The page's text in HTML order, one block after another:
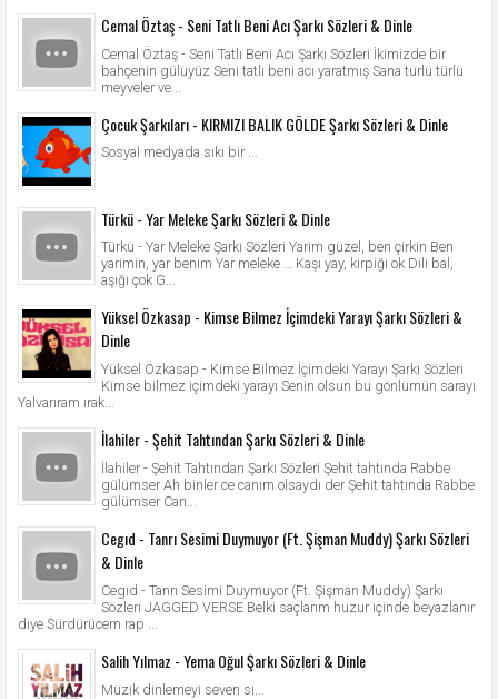
Cemal Öztaş - Seni Tatlı Beni Acı Şarkı Sözleri & Dinle
Cemal Öztaş - Seni Tatlı Beni Acı Şarkı Sözleri İkimizde bir
bahçenin gülüyüz Seni tatlı beni acı yaratmış Sana türlü türlü
meyveler ve...
Çocuk Şarkıları - KIRMIZI BALIK GÖLDE Şarkı Sözleri & Dinle
Sosyal medyada sıkı bir ...
Türkü - Yar Meleke Şarkı Sözleri & Dinle
Türkü - Yar Meleke Şarkı Sözleri Yarim güzel, ben çirkin Ben
yarimin, yar benim Yar meleke … Kaşı yay, kirpiği ok Dili bal,
aşığı çok G...
Yüksel Özkasap - Kimse Bilmez İçimdeki Yarayı Şarkı Sözleri &
Dinle
Yüksel Özkasap - Kimse Bilmez İçimdeki Yarayı Şarkı Sözleri
Kimse bilmez içimdeki yarayı Senin olsun bu gönlümün sarayı
Yalvarıram ırak...
İlahiler - Şehit Tahtından Şarkı Sözleri & Dinle
İlahiler - Şehit Tahtından Şarkı Sözleri Şehit tahtında Rabbe
gülümser Ah binler ce canım olsaydı der Şehit tahtında Rabbe
gülümser Can...
Cegıd - Tanrı Sesimi Duymuyor (Ft. Şişman Muddy) Şarkı Sözleri
& Dinle
Cegıd - Tanrı Sesimi Duymuyor (Ft. Şişman Muddy) Şarkı
Sözleri JAGGED VERSE Belki saçlarım huzur içinde beyazlanır
diye Sürdürücem rap ...
Salih Yılmaz - Yema Oğul Şarkı Sözleri & Dinle
Müzik dinlemeyi seven si...